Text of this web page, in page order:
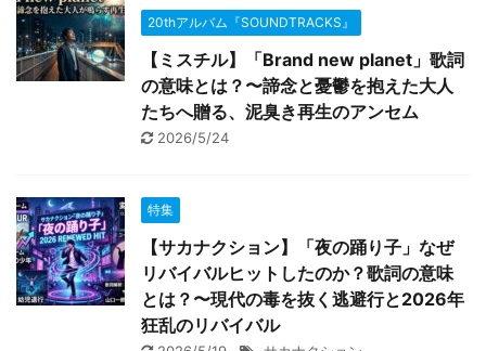
20thアルバム『SOUNDTRACKS』
【ミスチル】「Brand new planet」歌詞
の意味とは？〜諦念と憂鬱を抱えた大人
たちへ贈る、泥臭き再生のアンセム
2026/5/24
特集
【サカナクション】「夜の踊り子」なぜ
リバイバルヒットしたのか？歌詞の意味
とは？〜現代の毒を抜く逃避行と2026年
狂乱のリバイバル